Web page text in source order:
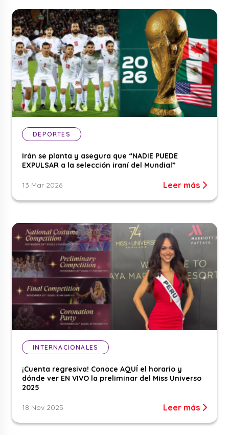
DEPORTES
Irán se planta y asegura que “NADIE PUEDE
EXPULSAR a la selección iraní del Mundial”
13 Mar 2026 Leer más
INTERNACIONALES
¡Cuenta regresiva! Conoce AQUÍ el horario y
dónde ver EN VIVO la preliminar del Miss Universo
2025
18 Nov 2025 Leer más